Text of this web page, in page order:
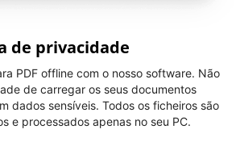
de privacidade
PDF offline com o nosso software. Não
de carregar os seus documentos
dados sensíveis. Todos os ficheiros são
e processados apenas no seu PC.